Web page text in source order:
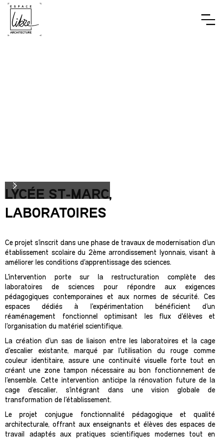
LYCÉE ST-MARC,
LABORATOIRES
Ce projet s'inscrit dans une phase de travaux de modernisation d'un
établissement scolaire du 2ème arrondissement lyonnais, visant à
améliorer les conditions d'apprentissage des sciences.
L'intervention porte sur la restructuration complète des
laboratoires de sciences pour répondre aux exigences
pédagogiques contemporaines et aux normes de sécurité. Ces
espaces dédiés à l'expérimentation bénéficient d'un
réaménagement fonctionnel optimisant les flux d'élèves et
l'organisation du matériel scientifique.
La création d'un sas de liaison entre les laboratoires et la cage
d'escalier existante, marqué par l'utilisation du rouge comme
couleur identitaire, assure une continuité visuelle forte tout en
créant une zone tampon nécessaire au bon fonctionnement de
l'ensemble. Cette intervention anticipe la rénovation future de la
cage d'escalier, s'intégrant dans une vision globale de
transformation de l'établissement.
Le projet conjugue fonctionnalité pédagogique et qualité
architecturale, offrant aux enseignants et élèves des espaces de
travail adaptés aux pratiques scientifiques modernes tout en